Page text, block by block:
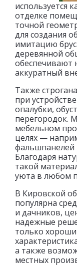
используется
отделке
точной
для создания
имитацию
деревянной
обеспечивают
аккуратный
Также
при
опалубки,
перегородок.
мебельном
целях —
фальшпанелей
Благодаря
такой
уюта в любом
В Кировской
популярна
и дачников,
надежные
только
а также
местных